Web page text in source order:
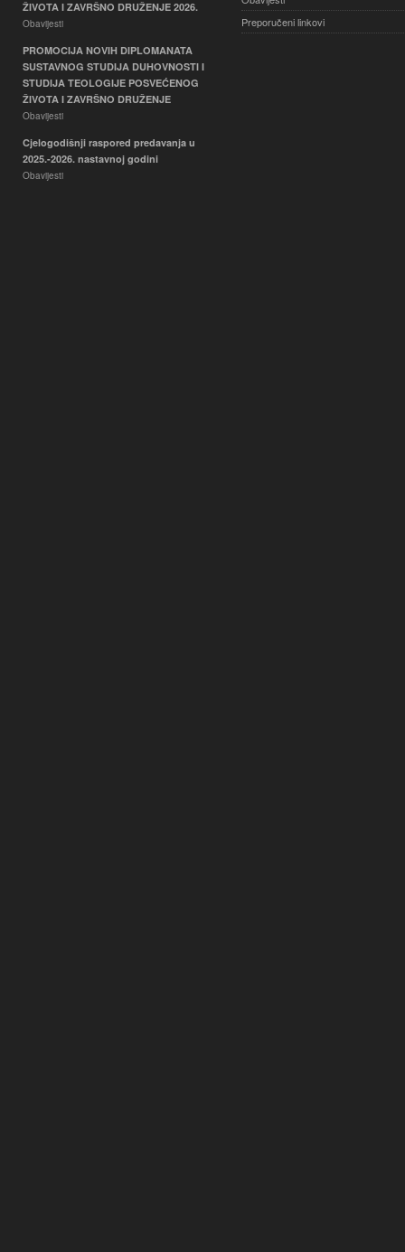
ŽIVOTA I ZAVRŠNO DRUŽENJE 2026.
Obavijesti
PROMOCIJA NOVIH DIPLOMANATA
SUSTAVNOG STUDIJA DUHOVNOSTI I
STUDIJA TEOLOGIJE POSVEĆENOG
ŽIVOTA I ZAVRŠNO DRUŽENJE
Obavijesti
Cjelogodišnji raspored predavanja u
2025.-2026. nastavnoj godini
Obavijesti
Preporučeni linkovi